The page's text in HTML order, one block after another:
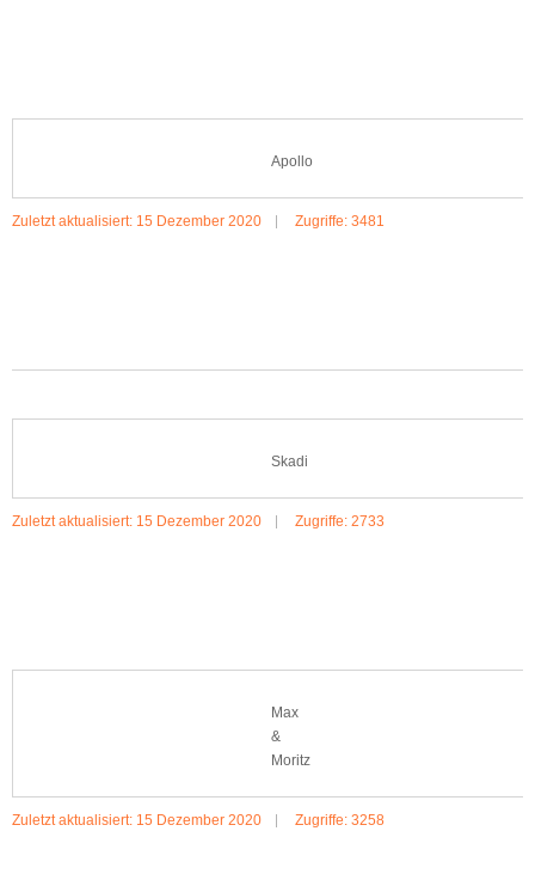
Apollo
Zuletzt aktualisiert: 15 Dezember 2020 Zugriffe: 3481
Skadi
Zuletzt aktualisiert: 15 Dezember 2020 Zugriffe: 2733
Max
&
Moritz
Zuletzt aktualisiert: 15 Dezember 2020 Zugriffe: 3258